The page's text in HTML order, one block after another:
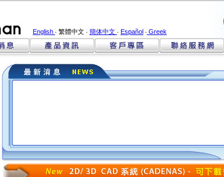
English ‧ 繁體中文 ‧ 簡体中文 ‧ Español ‧ Greek